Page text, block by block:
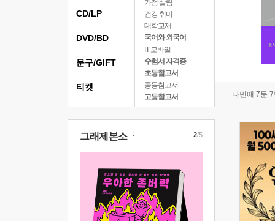
가정 살림
건강 취미
대학교재
국어와 외국어
IT 모바일
수험서 자격증
초등참고서
중등참고서
고등참고서
나민애 7문
CD/LP
DVD/BD
문구/GIFT
티켓
그래제본소 2/5